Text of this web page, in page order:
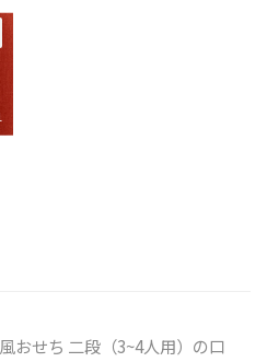
おせち 二段（3~4人用）の口